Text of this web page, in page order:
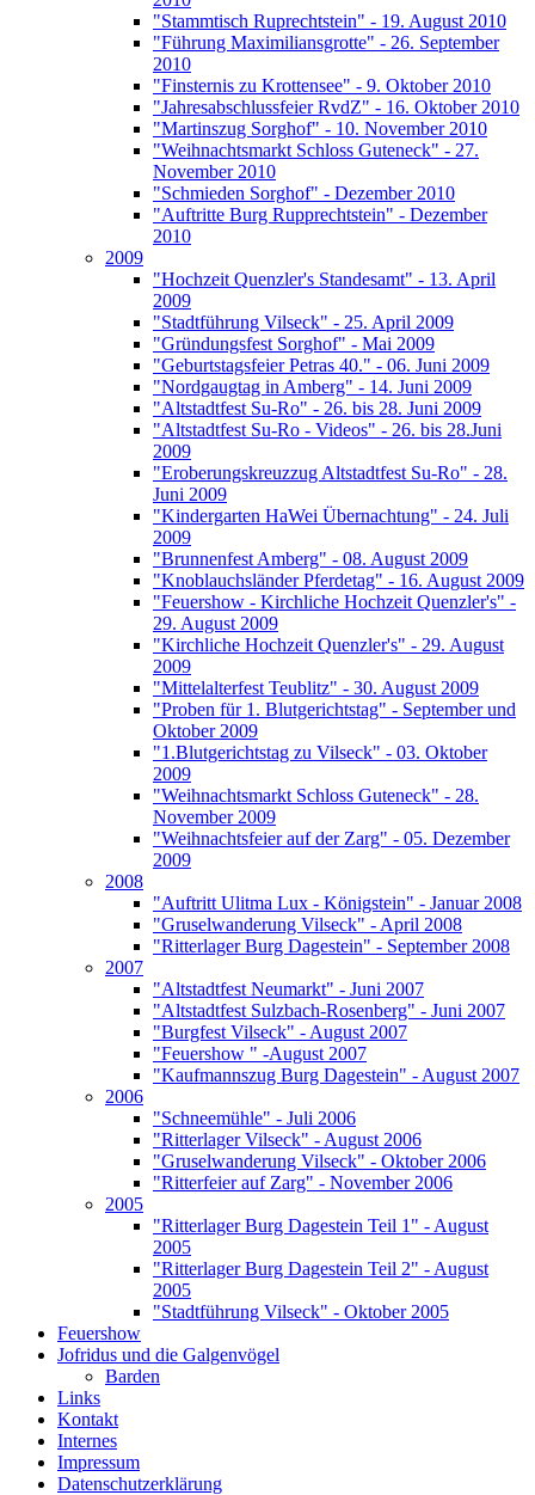
"Stammtisch Ruprechtstein" - 19. August 2010
"Führung Maximiliansgrotte" - 26. September
2010
"Finsternis zu Krottensee" - 9. Oktober 2010
"Jahresabschlussfeier RvdZ" - 16. Oktober 2010
"Martinszug Sorghof" - 10. November 2010
"Weihnachtsmarkt Schloss Guteneck" - 27.
November 2010
"Schmieden Sorghof" - Dezember 2010
"Auftritte Burg Rupprechtstein" - Dezember
2010
2009
"Hochzeit Quenzler's Standesamt" - 13. April
2009
"Stadtführung Vilseck" - 25. April 2009
"Gründungsfest Sorghof" - Mai 2009
"Geburtstagsfeier Petras 40." - 06. Juni 2009
"Nordgaugtag in Amberg" - 14. Juni 2009
"Altstadtfest Su-Ro" - 26. bis 28. Juni 2009
"Altstadtfest Su-Ro - Videos" - 26. bis 28.Juni
2009
"Eroberungskreuzzug Altstadtfest Su-Ro" - 28.
Juni 2009
"Kindergarten HaWei Übernachtung" - 24. Juli
2009
"Brunnenfest Amberg" - 08. August 2009
"Knoblauchsländer Pferdetag" - 16. August 2009
"Feuershow - Kirchliche Hochzeit Quenzler's" -
29. August 2009
"Kirchliche Hochzeit Quenzler's" - 29. August
2009
"Mittelalterfest Teublitz" - 30. August 2009
"Proben für 1. Blutgerichtstag" - September und
Oktober 2009
"1.Blutgerichtstag zu Vilseck" - 03. Oktober
2009
"Weihnachtsmarkt Schloss Guteneck" - 28.
November 2009
"Weihnachtsfeier auf der Zarg" - 05. Dezember
2009
2008
"Auftritt Ulitma Lux - Königstein" - Januar 2008
"Gruselwanderung Vilseck" - April 2008
"Ritterlager Burg Dagestein" - September 2008
2007
"Altstadtfest Neumarkt" - Juni 2007
"Altstadtfest Sulzbach-Rosenberg" - Juni 2007
"Burgfest Vilseck" - August 2007
"Feuershow " -August 2007
"Kaufmannszug Burg Dagestein" - August 2007
2006
"Schneemühle" - Juli 2006
"Ritterlager Vilseck" - August 2006
"Gruselwanderung Vilseck" - Oktober 2006
"Ritterfeier auf Zarg" - November 2006
2005
"Ritterlager Burg Dagestein Teil 1" - August
2005
"Ritterlager Burg Dagestein Teil 2" - August
2005
"Stadtführung Vilseck" - Oktober 2005
Feuershow
Jofridus und die Galgenvögel
Barden
Links
Kontakt
Internes
Impressum
Datenschutzerklärung